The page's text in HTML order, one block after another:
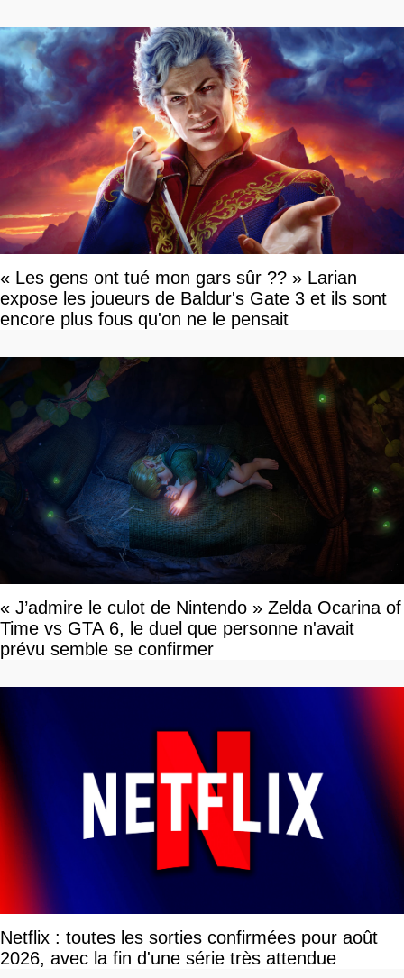
« Les gens ont tué mon gars sûr ?? » Larian
expose les joueurs de Baldur's Gate 3 et ils sont
encore plus fous qu'on ne le pensait
« J’admire le culot de Nintendo » Zelda Ocarina of
Time vs GTA 6, le duel que personne n'avait
prévu semble se confirmer
Netflix : toutes les sorties confirmées pour août
2026, avec la fin d'une série très attendue